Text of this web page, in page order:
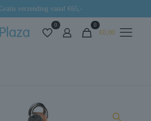
Gratis verzending vanaf €65,-
0 0
€0,00